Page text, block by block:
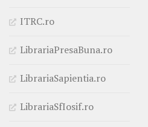
ITRC.ro
LibrariaPresaBuna.ro
LibrariaSapientia.ro
LibrariaSfIosif.ro